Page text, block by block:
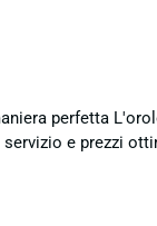
perfetta
e prezzi